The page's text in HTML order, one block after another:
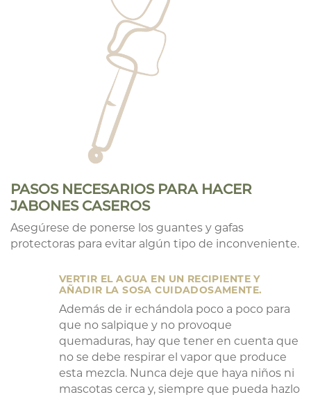
PASOS NECESARIOS PARA HACER
JABONES CASEROS
Asegúrese de ponerse los guantes y gafas
protectoras para evitar algún tipo de inconveniente.
VERTIR EL AGUA EN UN RECIPIENTE Y
AÑADIR LA SOSA CUIDADOSAMENTE.
Además de ir echándola poco a poco para
que no salpique y no provoque
quemaduras, hay que tener en cuenta que
no se debe respirar el vapor que produce
esta mezcla. Nunca deje que haya niños ni
mascotas cerca y, siempre que pueda hazlo